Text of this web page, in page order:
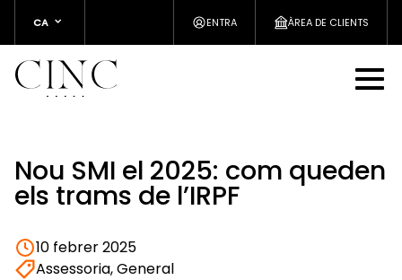
CA ENTRA ÀREA DE CLIENTS
Nou SMI el 2025: com queden
els trams de l’IRPF
10 febrer 2025
Assessoria, General